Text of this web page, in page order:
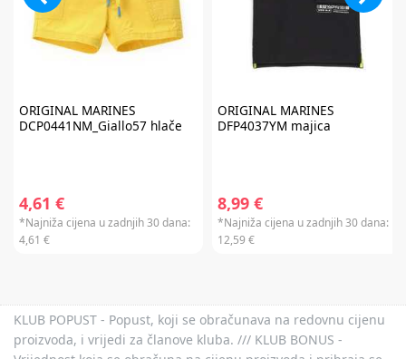
ORIGINAL MARINES
DCP0441NM_Giallo57 hlače
4,61 €
*Najniža cijena u zadnjih 30 dana:
4,61 €
ORIGINAL MARINES
DFP4037YM majica
8,99 €
*Najniža cijena u zadnjih 30 dana:
12,59 €
KLUB POPUST - Popust, koji se obračunava na redovnu cijenu
proizvoda, i vrijedi za članove kluba. /// KLUB BONUS -